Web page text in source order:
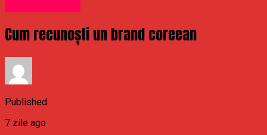
Cum recunoști un brand coreean
Published
7 zile ago